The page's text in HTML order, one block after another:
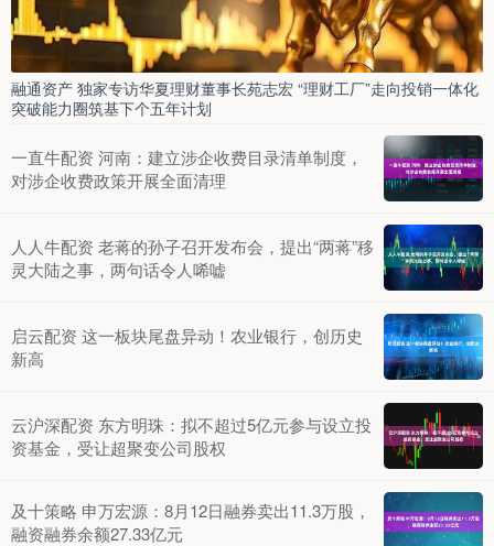
融通资产 独家专访华夏理财董事长苑志宏 “理财工厂”走向投销一体化
突破能力圈筑基下个五年计划
一直牛配资 河南：建立涉企收费目录清单制度，
对涉企收费政策开展全面清理
人人牛配资 老蒋的孙子召开发布会，提出“两蒋”移
灵大陆之事，两句话令人唏嘘
启云配资 这一板块尾盘异动！农业银行，创历史
新高
云沪深配资 东方明珠：拟不超过5亿元参与设立投
资基金，受让超聚变公司股权
及十策略 申万宏源：8月12日融券卖出11.3万股，
融资融券余额27.33亿元